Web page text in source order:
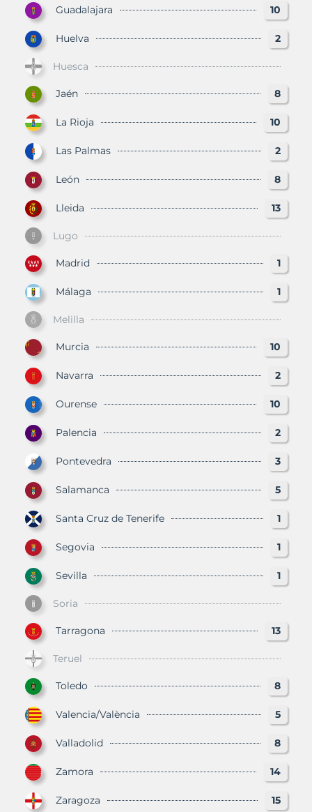
Guadalajara 10
Huelva 2
Huesca
Jaén 8
La Rioja 10
Las Palmas 2
León 8
Lleida 13
Lugo
Madrid 1
Málaga 1
Melilla
Murcia 10
Navarra 2
Ourense 10
Palencia 2
Pontevedra 3
Salamanca 5
Santa Cruz de Tenerife 1
Segovia 1
Sevilla 1
Soria
Tarragona 13
Teruel
Toledo 8
Valencia/València 5
Valladolid 8
Zamora 14
Zaragoza 15